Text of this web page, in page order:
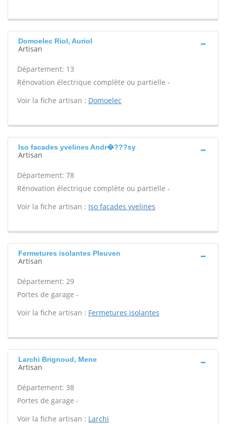
Domoelec Riol, Auriol
Artisan
Département: 13
Rénovation électrique complète ou partielle -
Voir la fiche artisan : Domoelec
Iso facades yvelines Andr�???sy
Artisan
Département: 78
Rénovation électrique complète ou partielle -
Voir la fiche artisan : Iso facades yvelines
Fermetures isolantes Pleuven
Artisan
Département: 29
Portes de garage -
Voir la fiche artisan : Fermetures isolantes
Larchi Brignoud, Mene
Artisan
Département: 38
Portes de garage -
Voir la fiche artisan : Larchi